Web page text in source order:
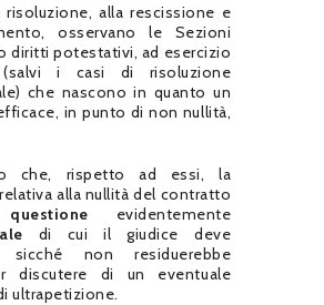
alla rescissione e
osservano le Sezioni
diritti potestativi, ad esercizio
(salvi i casi di risoluzione
che nascono in quanto un
in punto di non nullità,
che, rispetto ad essi, la
alla nullità del contratto
questione evidentemente
di cui il giudice deve
sicché non residuerebbe
discutere di un eventuale
ultrapetizione.